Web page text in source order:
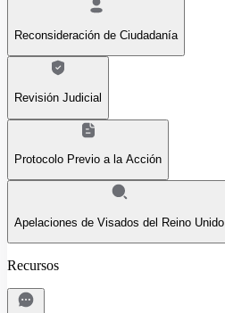
Reconsideración de Ciudadanía
Revisión Judicial
Protocolo Previo a la Acción
Apelaciones de Visados del Reino Unido
Recursos